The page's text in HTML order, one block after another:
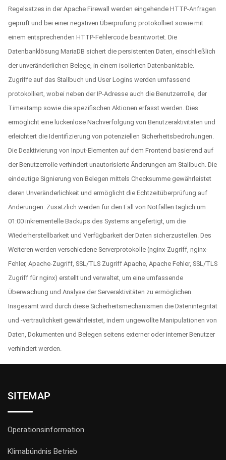
Regelsatzes in der Apache Firewall werden eingehende HTTP-Anfragen
geprüft und bei einer negativen Überprüfung protokolliert sowie mit
einem entsprechenden HTTP-Fehlercode beantwortet. Die
Datenbanklösung MariaDB sichert die persistenten Daten, einschließlich
der unveränderlichen Belege, in einem isolierten Datenbanktable.
Zugriffe auf das Stallbuch und User Logins werden umfassend
protokolliert, wobei neben der IP-Adresse auch die Benutzerrolle, der
Timestamp sowie die spezifischen Aktionen erfasst werden. Dies
ermöglicht eine lückenlose Nachverfolgung von Benutzeraktivitäten und
erleichtert die Identifizierung von potenziellen Sicherheitsbedrohungen.
Die Deaktivierung von Input-Elementen auf dem Frontend basierend auf
der Benutzerrolle verhindert unautorisierte Änderungen am Stallbuch. Die
eindeutige Signierung von Belegen mittels Checksumme gewährleistet
deren Unveränderlichkeit und ermöglicht die Echtzeitüberprüfung auf
Änderungen. Zusätzlich werden für den Fall von Notfällen täglich um
01:00 inkrementelle Backups des Systems angefertigt, um die
Wiederherstellbarkeit und Verfügbarkeit der Daten sicherzustellen. Des
Weiteren werden verschiedene Serverprotokolle (nginx-Zugriff, nginx-
Fehler, Apache-Zugriff, SSL/TLS Zugriff Apache, Apache Fehler, SSL/TLS
Zugriff für nginx) erstellt und verwaltet, um eine umfassende
Überwachung und Analyse der Serveraktivitäten zu ermöglichen.
Insgesamt wird durch diese Sicherheitsmechanismen die Datenintegrität
und -vertraulichkeit gewährleistet, indem ungewollte Manipulationen von
Daten, Dokumenten und Belegen seitens externer oder interner Benutzer
verhindert werden.
SITEMAP
Operationsinformation
Klimabündnis Betrieb